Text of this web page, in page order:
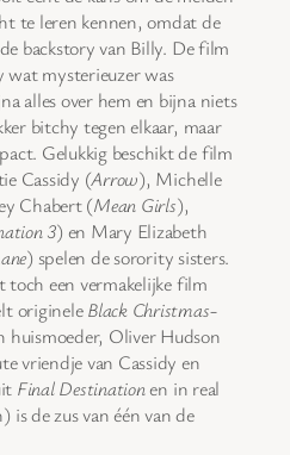
te leren kennen, omdat de
backstory van Billy. De film
wat mysterieuzer was
alles over hem en bijna niets
bitchy tegen elkaar, maar
Gelukkig beschikt de film
Cassidy (Arrow), Michelle
Chabert (Mean Girls),
3) en Mary Elizabeth
) spelen de sorority sisters.
toch een vermakelijke film
origineleBlack Christmas-
Oliver Hudson
vriendje van Cassidy en
Final Destinationen in real
de zus van één van de